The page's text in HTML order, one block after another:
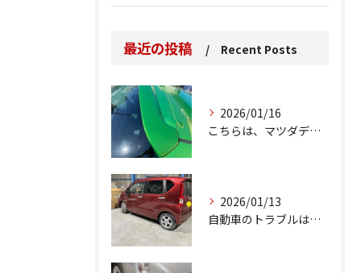
最近の投稿 Recent Posts
2026/01/16
こちらは、マツダデミオのゲートのルーフスポイラーで、経年劣化...
2026/01/13
自動車のトラブルは、日常生活において避けられない出来事の一つ...